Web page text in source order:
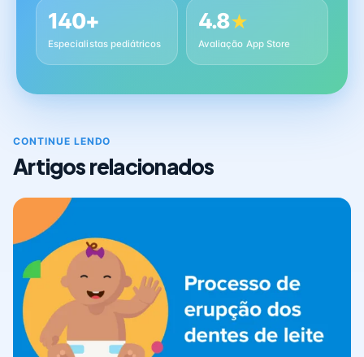
140+
Especialistas pediátricos
4.8★
Avaliação App Store
CONTINUE LENDO
Artigos relacionados